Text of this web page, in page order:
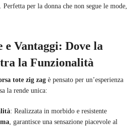
per la donna che non segue le mode,
Vantaggi: Dove la
la Funzionalità
tote zig zag è pensato per un’esperienza
la rende unica:
: Realizzata in morbido e resistente
, garantisce una sensazione piacevole al